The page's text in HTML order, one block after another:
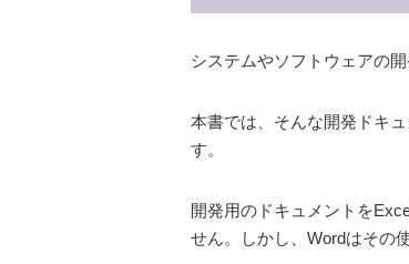
システムやソフトウェアの
本書では、そんな開発ドキ
す。
開発用のドキュメントを
せん。しかし、Wordはその